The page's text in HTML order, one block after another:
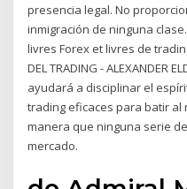
presencia legal. No
inmigración de ninguna
livres Forex et livres de
DEL TRADING - ALEXANDER
ayudará a disciplinar el
trading eficaces para batir al
manera que ninguna serie
mercado.